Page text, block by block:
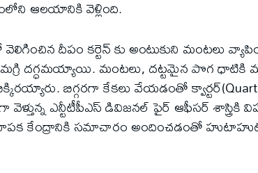
ఆలయానికి వెళ్లింది.
దీపం కర్టెన్ కు అంటుకుని మంటలు
దగ్ధమయ్యాయి. మంటలు, దట్టమైన పొగ ధాటికి
బిగ్గరగా కేకలు వేయడంతో
ఎన్టీటీపీఎస్ డివిజనల్ ఫైర్ ఆఫీసర్
కేంద్రానికి సమాచారం అందించడంతో